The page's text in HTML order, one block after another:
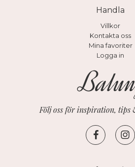
Handla
Villkor
Kontakta oss
Mina favoriter
Logga in
Följ oss för inspiration, tips